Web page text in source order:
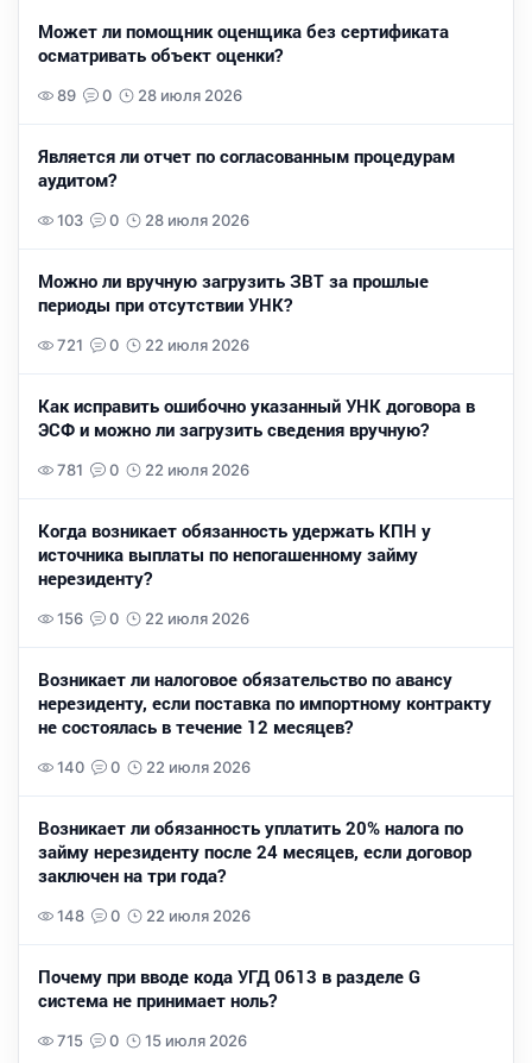
Может ли помощник оценщика без сертификата
осматривать объект оценки?
89 0 28 июля 2026
Является ли отчет по согласованным процедурам
аудитом?
103 0 28 июля 2026
Можно ли вручную загрузить ЗВТ за прошлые
периоды при отсутствии УНК?
721 0 22 июля 2026
Как исправить ошибочно указанный УНК договора в
ЭСФ и можно ли загрузить сведения вручную?
781 0 22 июля 2026
Когда возникает обязанность удержать КПН у
источника выплаты по непогашенному займу
нерезиденту?
156 0 22 июля 2026
Возникает ли налоговое обязательство по авансу
нерезиденту, если поставка по импортному контракту
не состоялась в течение 12 месяцев?
140 0 22 июля 2026
Возникает ли обязанность уплатить 20% налога по
займу нерезиденту после 24 месяцев, если договор
заключен на три года?
148 0 22 июля 2026
Почему при вводе кода УГД 0613 в разделе G
система не принимает ноль?
715 0 15 июля 2026